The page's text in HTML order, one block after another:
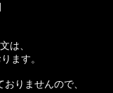
は、
ます。
りませんので、